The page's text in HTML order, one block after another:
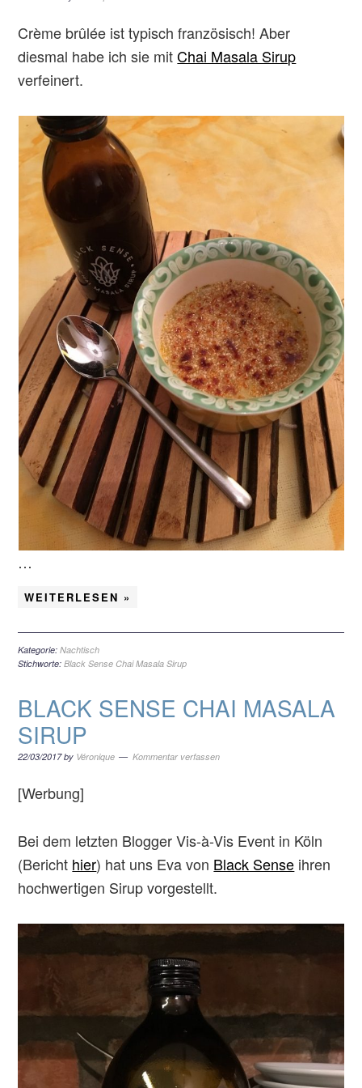
Crème brûlée ist typisch französisch! Aber
diesmal habe ich sie mitChai Masala Sirup
verfeinert.
…
WEITERLESEN »
Kategorie:Nachtisch
Stichworte:Black Sense Chai Masala Sirup
BLACK SENSE CHAI MASALA
SIRUP
22/03/2017by Véronique Kommentar verfassen
[Werbung]
Bei dem letzten Blogger Vis-à-Vis Event in Köln
(Bericht hier) hat uns Eva von Black Sense ihren
hochwertigen Sirup vorgestellt.